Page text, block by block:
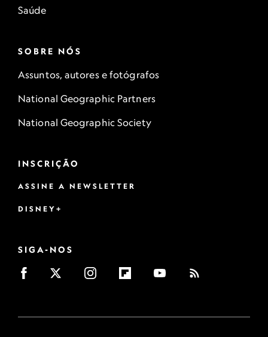
Saúde
SOBRE NÓS
Assuntos, autores e fotógrafos
National Geographic Partners
National Geographic Society
INSCRIÇÃO
ASSINE A NEWSLETTER
DISNEY+
SIGA-NOS